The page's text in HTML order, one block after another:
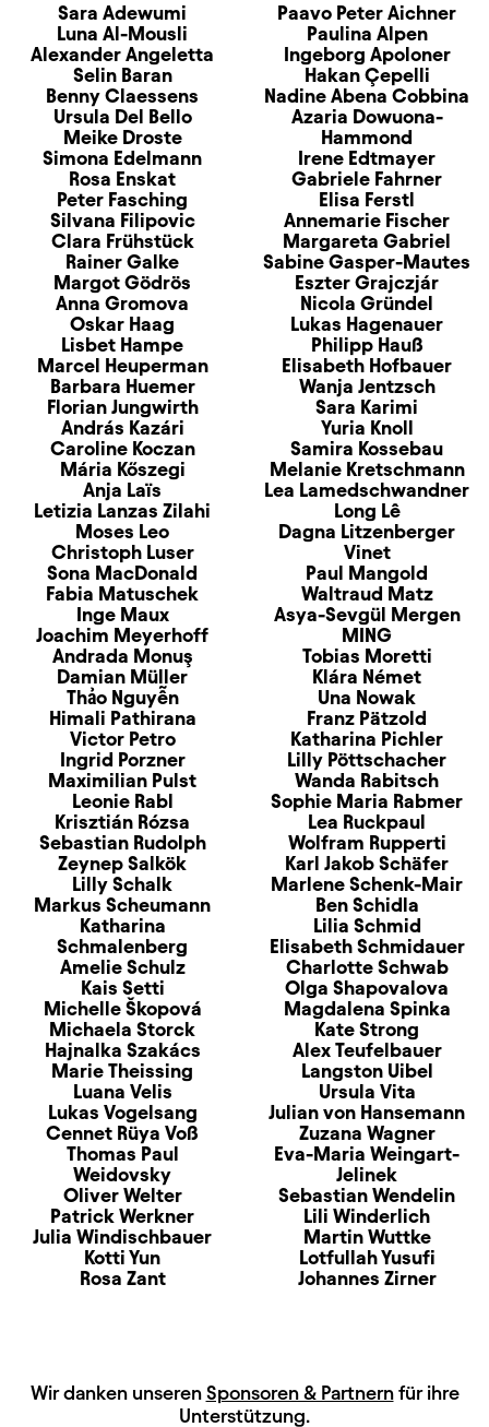
Sara Adewumi
Paavo Peter Aichner
Luna Al-Mousli
Paulina Alpen
Alexander Angeletta
Ingeborg Apoloner
Selin Baran
Hakan Çepelli
Benny Claessens
Nadine Abena Cobbina
Ursula Del Bello
Azaria Dowuona-
Hammond
Meike Droste
Simona Edelmann
Irene Edtmayer
Rosa Enskat
Gabriele Fahrner
Peter Fasching
Elisa Ferstl
Silvana Filipovic
Annemarie Fischer
Clara Frühstück
Margareta Gabriel
Rainer Galke
Sabine Gasper-Mautes
Margot Gödrös
Eszter Grajczjár
Anna Gromova
Nicola Gründel
Oskar Haag
Lukas Hagenauer
Lisbet Hampe
Philipp Hauß
Marcel Heuperman
Elisabeth Hofbauer
Barbara Huemer
Wanja Jentzsch
Florian Jungwirth
Sara Karimi
András Kazári
Yuria Knoll
Caroline Koczan
Samira Kossebau
Mária Kőszegi
Melanie Kretschmann
Anja Laïs
Lea Lamedschwandner
Letizia Lanzas Zilahi
Long Lê
Moses Leo
Dagna Litzenberger
Vinet
Christoph Luser
Sona MacDonald
Paul Mangold
Fabia Matuschek
Waltraud Matz
Inge Maux
Asya-Sevgül Mergen
Joachim Meyerhoff
MING
Andrada Monuş
Tobias Moretti
Damian Müller
Klára Német
Thảo Nguyễn
Una Nowak
Himali Pathirana
Franz Pätzold
Victor Petro
Katharina Pichler
Ingrid Porzner
Lilly Pöttschacher
Maximilian Pulst
Wanda Rabitsch
Leonie Rabl
Sophie Maria Rabmer
Krisztián Rózsa
Lea Ruckpaul
Sebastian Rudolph
Wolfram Rupperti
Zeynep Salkök
Karl Jakob Schäfer
Lilly Schalk
Marlene Schenk-Mair
Markus Scheumann
Ben Schidla
Katharina
Schmalenberg
Lilia Schmid
Elisabeth Schmidauer
Amelie Schulz
Charlotte Schwab
Kais Setti
Olga Shapovalova
Michelle Škopová
Magdalena Spinka
Michaela Storck
Kate Strong
Hajnalka Szakács
Alex Teufelbauer
Marie Theissing
Langston Uibel
Luana Velis
Ursula Vita
Lukas Vogelsang
Julian von Hansemann
Cennet Rüya Voß
Zuzana Wagner
Thomas Paul
Weidovsky
Eva-Maria Weingart-
Jelinek
Oliver Welter
Sebastian Wendelin
Patrick Werkner
Lili Winderlich
Julia Windischbauer
Martin Wuttke
Kotti Yun
Lotfullah Yusufi
Rosa Zant
Johannes Zirner
HAUPTSPONSOREN
Wir danken unseren Sponsoren & Partnernfür ihre
Unterstützung.